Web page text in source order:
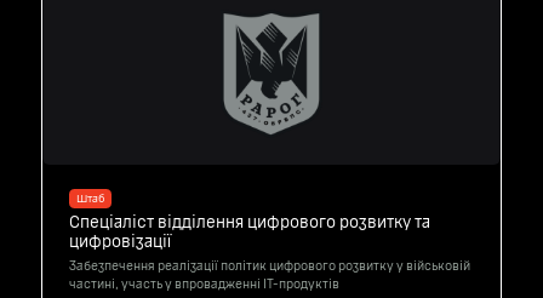
Штаб
Спеціаліст відділення цифрового розвитку та
цифровізації
Забезпечення реалізації політик цифрового розвитку у військовій
частині, участь у впровадженні ІT-продуктів